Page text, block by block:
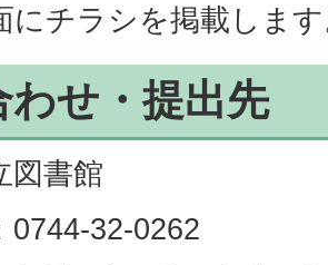
にチラシを掲載しま
わせ・提出先
図書館
0744-32-0262